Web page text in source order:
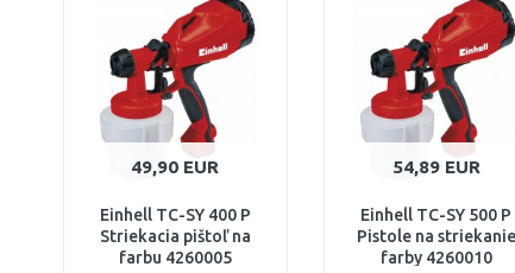
Porovnať Porovnať
49,90 EUR
Einhell TC-SY 400 P
Striekacia pištoľ na
farbu 4260005
54,89 EUR
Einhell TC-SY 500 P
Pistole na striekanie
farby 4260010